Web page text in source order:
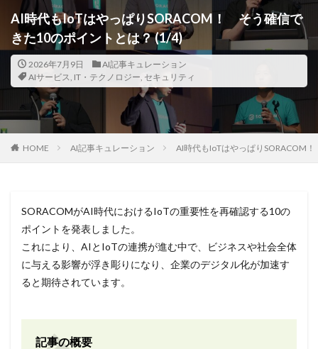
AI時代もIoTはやっぱりSORACOM！ そう確信で
きた10のポイントとは？ (1/4)
2026年7月9日
AI記事キュレーション
AIサービス, IT・テクノロジー, セキュリティ
HOME AI記事キュレーション AI時代もIoTはやっぱりSORACOM
SORACOMがAI時代におけるIoTの重要性を再確認する10の
ポイントを発表しました。
これにより、AIとIoTの連携が進む中で、ビジネスや社会全体
に与える影響が浮き彫りになり、企業のデジタル化が加速す
ると期待されています。
記事の概要